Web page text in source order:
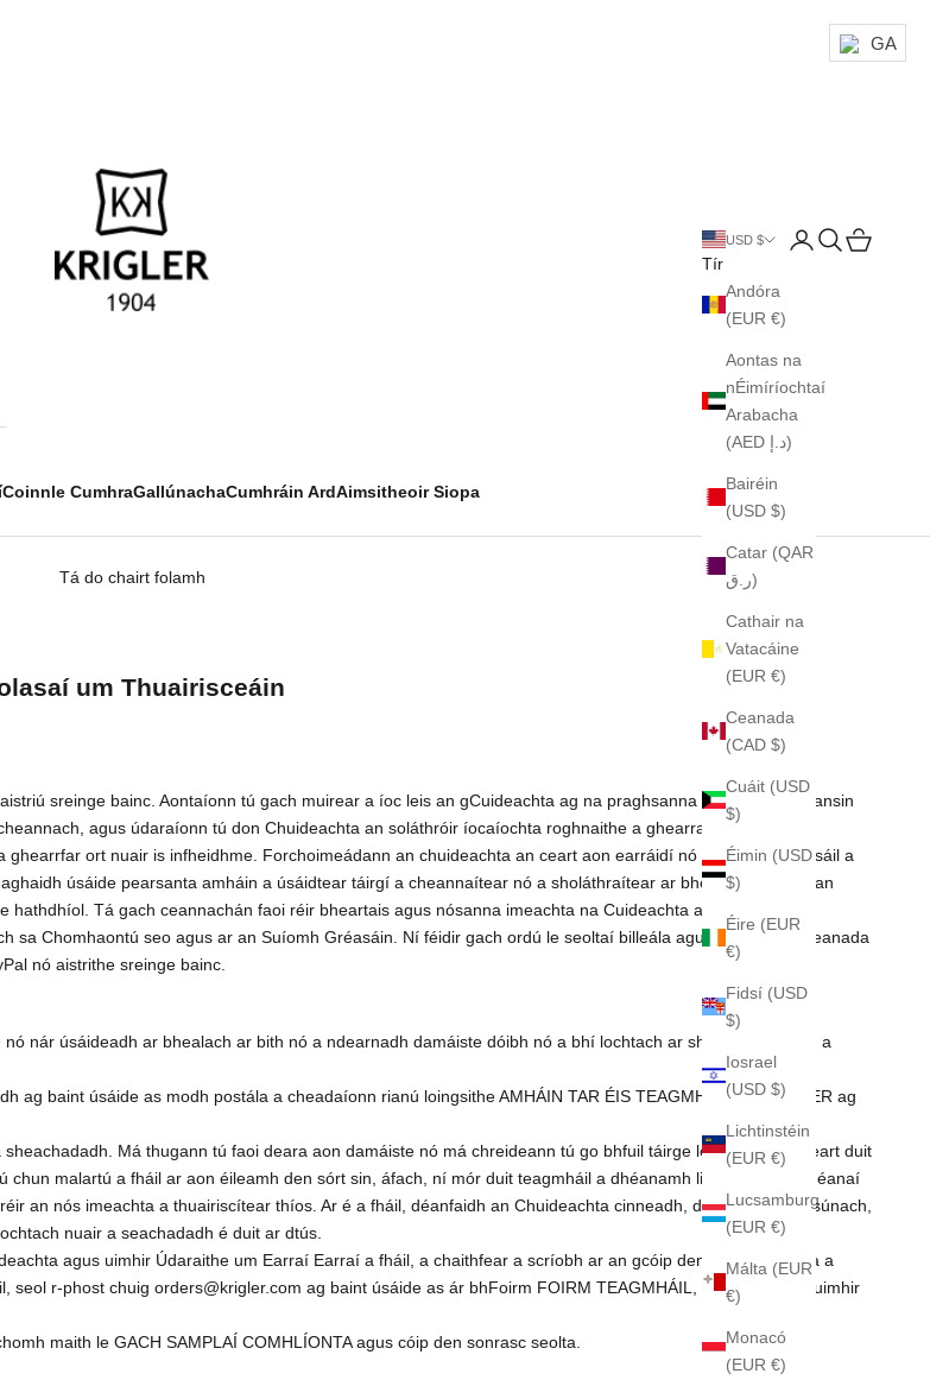
krigler
Coinnle CumhraGallúnachaCumhráin ArdAimsitheoir Siopa
USD $
Tír
Andóra
(EUR €)
Aontas na
nÉimíríochtaí
Arabacha
(AED د.إ)
Bairéin
(USD $)
Catar (QAR
ر.ق)
Cathair na
Vatacáine
(EUR €)
Ceanada
(CAD $)
Cuáit (USD
$)
Éimin (USD
$)
Éire (EUR
€)
Fidsí (USD
$)
Iosrael
(USD $)
Lichtinstéin
(EUR €)
Lucsamburg
(EUR €)
Málta (EUR
€)
Monacó
(EUR €)
LoginSearch
Cart
Tá do chairt folamh
um Thuairisceáin
sreinge bainc. Aontaíonn tú gach muirear a íoc leis an gCuideachta ag na praghsanna atá i bhfeidhm ansin
agus údaraíonn tú don Chuideachta an soláthróir íocaíochta roghnaithe a ghearradh ar aon
ort nuair is infheidhme. Forchoimeádann an chuideachta an ceart aon earráidí nó botúin i bpraghsáil a
úsáide pearsanta amháin a úsáidtear táirgí a cheannaítear nó a sholáthraítear ar bhealach eile tríd an
Tá gach ceannachán faoi réir bheartais agus nósanna imeachta na Cuideachta a bhaineann le
sa Chomhaontú seo agus ar an Suíomh Gréasáin. Ní féidir gach ordú le seoltaí billeála agus / nó seolta Ceanada
nó aistrithe sreinge bainc.
nár úsáideadh ar bhealach ar bith nó a ndearnadh damáiste dóibh nó a bhí lochtach ar sheachadadh iad a
ag baint úsáide as modh postála a cheadaíonn rianú loingsithe AMHÁIN TAR ÉIS TEAGMHÁIL LE KRIGLER ag
Má thugann tú faoi deara aon damáiste nó má chreideann tú go bhfuil táirge lochtach, ba cheart duit
chun malartú a fháil ar aon éileamh den sórt sin, áfach, ní mór duit teagmháil a dhéanamh linn tráth nach déanaí
an nós imeachta a thuairiscítear thíos. Ar é a fháil, déanfaidh an Chuideachta cinneadh, dá lánrogha réasúnach,
nuair a seachadadh é duit ar dtús.
agus uimhir Údaraithe um Earraí Earraí a fháil, a chaithfear a scríobh ar an gcóip den sonrasc seolta a
r-phost chuig orders@krigler.com ag baint úsáide as ár bhFoirm FOIRM TEAGMHÁIL, agus tabhair d’uimhir
maith le GACH SAMPLAÍ COMHLÍONTA agus cóip den sonrasc seolta.
GA